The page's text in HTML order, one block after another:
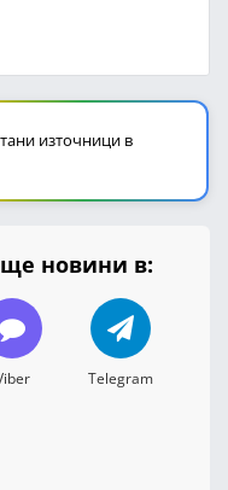
източници в
новини в:
Telegram